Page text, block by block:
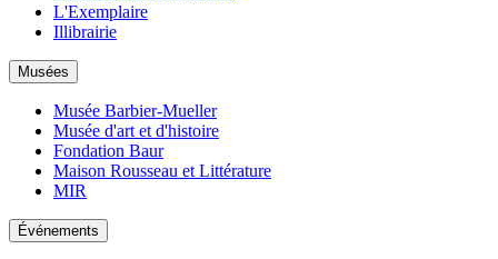
L'Exemplaire
Illibrairie
Musées
Musée Barbier-Mueller
Musée d'art et d'histoire
Fondation Baur
Maison Rousseau et Littérature
MIR
Événements